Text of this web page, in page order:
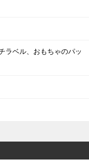
ラベル、おもちゃのパッ